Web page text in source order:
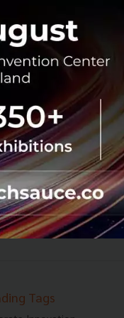
EV AI XPENG
ำลังทำอะไร? เดิมพันครั้ง
ย AI จาก Cloud มาอยู่ใน
พาไปดูของจริงจากง
ร์ก ตั้งแต่ HP IQ ระบบ AI ที่
ที่เชื่อมอุปกรณ์เข้าห
ไปจนถึง HP...
คม 20, 2026| By
HP AI hp-imagine-2026
Tags